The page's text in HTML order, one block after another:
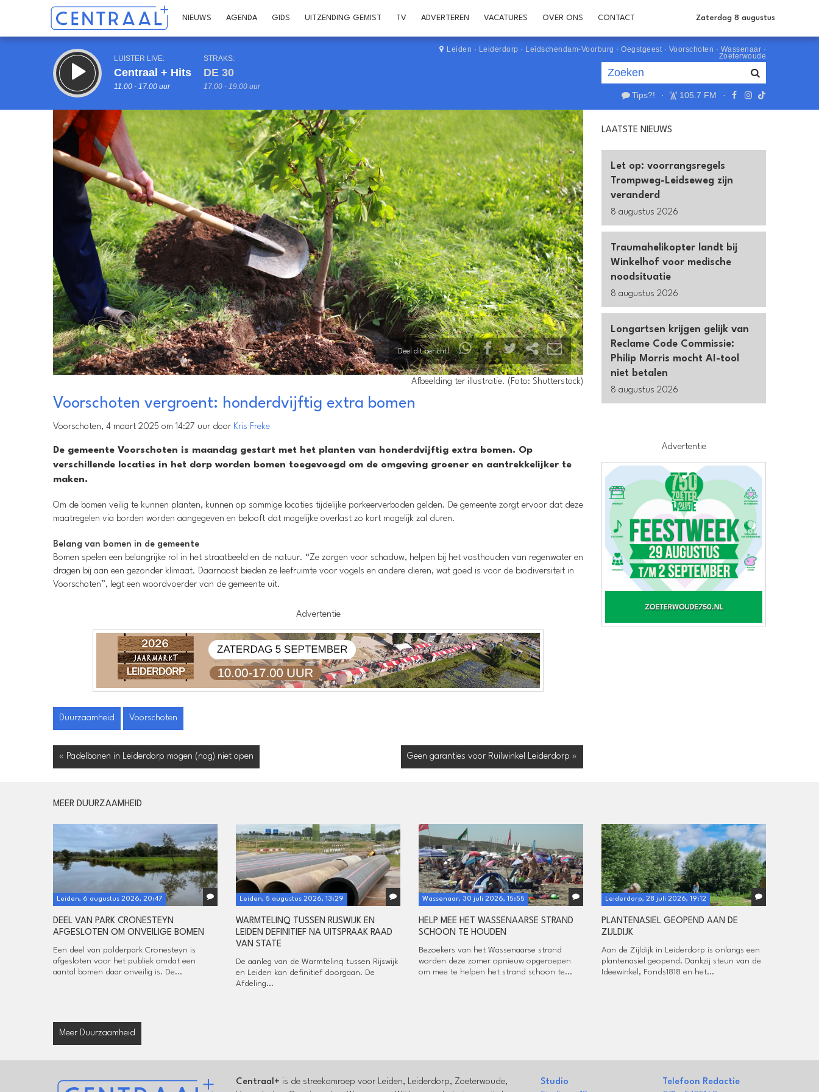
NIEUWS AGENDA GIDS UITZENDING GEMIST TV ADVERTEREN VACATURES OVER ONS CONTACT Zaterdag 8 augustus
LUISTER LIVE:
Centraal + Hits
11.00 - 17.00 uur
STRAKS:
DE 30
17.00 - 19.00 uur
Leiden · Leiderdorp · Leidschendam-Voorburg · Oegstgeest· Voorschoten · Wassenaar ·
Zoeterwoude
Tips?! · 105.7 FM ·
Inklappen
Deel dit bericht!
Afbeelding ter illustratie. (Foto: Shutterstock)
Voorschoten vergroent: honderdvijftig extra bomen
Voorschoten, 4 maart 2025 om 14:27 uur door Kris Freke
De gemeente Voorschoten is maandag gestart met het planten van honderdvijftig extra bomen. Op
verschillende locaties in het dorp worden bomen toegevoegd om de omgeving groener en aantrekkelijker te
maken.
Om de bomen veilig te kunnen planten, kunnen op sommige locaties tijdelijke parkeerverboden gelden. De gemeente zorgt ervoor dat deze
maatregelen via borden worden aangegeven en belooft dat mogelijke overlast zo kort mogelijk zal duren.
Belang van bomen in de gemeente
Bomen spelen een belangrijke rol in het straatbeeld en de natuur. “Ze zorgen voor schaduw, helpen bij het vasthouden van regenwater en
dragen bij aan een gezonder klimaat. Daarnaast bieden ze leefruimte voor vogels en andere dieren, wat goed is voor de biodiversiteit in
Voorschoten”, legt een woordvoerder van de gemeente uit.
Advertentie
Duurzaamheid Voorschoten
« Padelbanen in Leiderdorp mogen (nog) niet open Geen garanties voor Ruilwinkel Leiderdorp »
LAATSTE NIEUWS
Let op: voorrangsregels
Trompweg-Leidseweg zijn
veranderd
8 augustus 2026
Traumahelikopter landt bij
Winkelhof voor medische
noodsituatie
8 augustus 2026
Longartsen krijgen gelijk van
Reclame Code Commissie:
Philip Morris mocht AI-tool
niet betalen
8 augustus 2026
Advertentie
MEER DUURZAAMHEID
Leiden, 6 augustus 2026, 20:47
DEEL VAN PARK CRONESTEYN
AFGESLOTEN OM ONVEILIGE BOMEN
Een deel van polderpark Cronesteyn is
afgesloten voor het publiek omdat een
aantal bomen daar onveilig is. De...
Leiden, 5 augustus 2026, 13:29
WARMTELINQ TUSSEN RIJSWIJK EN
LEIDEN DEFINITIEF NA UITSPRAAK RAAD
VAN STATE
De aanleg van de Warmtelinq tussen Rijswijk
en Leiden kan definitief doorgaan. De
Afdeling...
Wassenaar, 30 juli 2026, 15:55
HELP MEE HET WASSENAARSE STRAND
SCHOON TE HOUDEN
Bezoekers van het Wassenaarse strand
worden deze zomer opnieuw opgeroepen
om mee te helpen het strand schoon te...
Leiderdorp, 28 juli 2026, 19:12
PLANTENASIEL GEOPEND AAN DE
ZIJLDIJK
Aan de Zijldijk in Leiderdorp is onlangs een
plantenasiel geopend. Dankzij steun van de
Ideewinkel, Fonds1818 en het...
Meer Duurzaamheid
Centraal+ is de streekomroep voor Leiden, Leiderdorp, Zoeterwoude,
Studio
Telefoon Redactie